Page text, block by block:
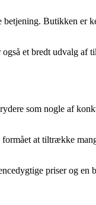
betjening. Butikken er
et bredt udvalg af
som nogle af
at tiltrække
priser og en